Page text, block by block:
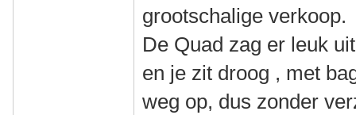
grootschalige verkoop.
De Quad zag er leuk
en je zit droog , met
weg op, dus zonder